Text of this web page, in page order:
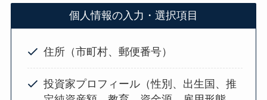
個人情報の入力・選択項目
住所（市町村、郵便番号）
投資家プロフィール（性別、出生国、推